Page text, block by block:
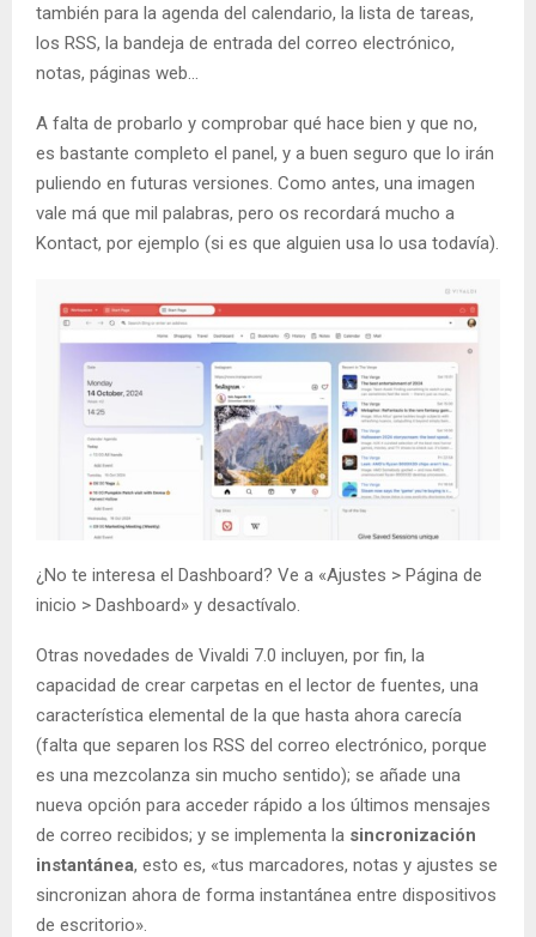
también para la agenda del calendario, la lista de tareas,
los RSS, la bandeja de entrada del correo electrónico,
notas, páginas web…
A falta de probarlo y comprobar qué hace bien y que no,
es bastante completo el panel, y a buen seguro que lo irán
puliendo en futuras versiones. Como antes, una imagen
vale má que mil palabras, pero os recordará mucho a
Kontact, por ejemplo (si es que alguien usa lo usa todavía).
¿No te interesa el Dashboard? Ve a «Ajustes > Página de
inicio > Dashboard» y desactívalo.
Otras novedades de Vivaldi 7.0 incluyen, por fin, la
capacidad de crear carpetas en el lector de fuentes, una
característica elemental de la que hasta ahora carecía
(falta que separen los RSS del correo electrónico, porque
es una mezcolanza sin mucho sentido); se añade una
nueva opción para acceder rápido a los últimos mensajes
de correo recibidos; y se implementa la sincronización
instantánea, esto es, «tus marcadores, notas y ajustes se
sincronizan ahora de forma instantánea entre dispositivos
de escritorio».